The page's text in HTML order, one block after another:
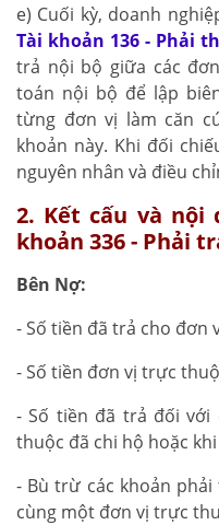
e) Cuối kỳ, doanh
Tài khoản 136 - Phải
trả nội bộ giữa các
toán nội bộ để lập
từng đơn vị làm căn
khoản này. Khi đối
nguyên nhân và điều
2. Kết cấu và nội
khoản 336 - Phải
Bên Nợ:
- Số tiền đã trả cho đơn
- Số tiền đơn vị trực
- Số tiền đã trả đối với
thuộc đã chi hộ hoặc
- Bù trừ các khoản
cùng một đơn vị trực